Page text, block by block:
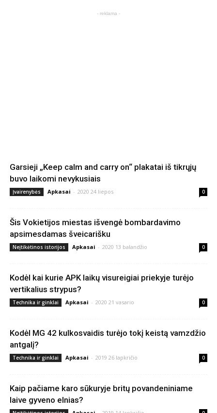
- reklama -
Garsieji „Keep calm and carry on“ plakatai iš tikrųjų
buvo laikomi nevykusiais
Įvairenybės Apkasai - 2020 24 liepos 0
Šis Vokietijos miestas išvengė bombardavimo
apsimesdamas šveicarišku
Neįtikėtinos istorijos Apkasai - 2020 13 balandžio 0
Kodėl kai kurie APK laikų visureigiai priekyje turėjo
vertikalius strypus?
Technika ir ginklai Apkasai - 2020 21 vasario 0
Kodėl MG 42 kulkosvaidis turėjo tokį keistą vamzdžio
antgalį?
Technika ir ginklai Apkasai - 2019 26 lapkričio 0
Kaip pačiame karo sūkuryje britų povandeniniame
laive gyveno elnias?